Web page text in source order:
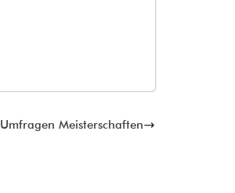
Umfragen Meisterschaften